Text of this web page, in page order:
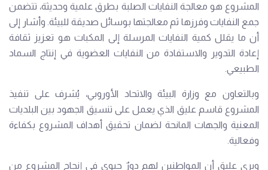
المشروع هو معالجة النفايات الصلبة بطرق علمية وحديثة، تتضمن
جمع النفايات وفرزها ثم معالجتها بوسائل صديقة للبيئة. وأشار إلى
أن ما يقلل كمية النفايات المرسلة إلى المكبات هو تعزيز ثقافة
إعادة التدوير والاستفادة من النفايات العضوية في إنتاج السماد
الطبيعي.
وبالتعاون مع وزارة البيئة والاتحاد الأوروبي، يُشرف على تنفيذ
المشروع قاسم عليق الذي يعمل على تنسيق الجهود بين البلديات
المعنية والجهات المانحة لضمان تحقيق أهداف المشروع بكفاءة
وفعالية.
ويرى عليق أن المواطنين لهم دورٌ حيوي في إنجاح المشروع من